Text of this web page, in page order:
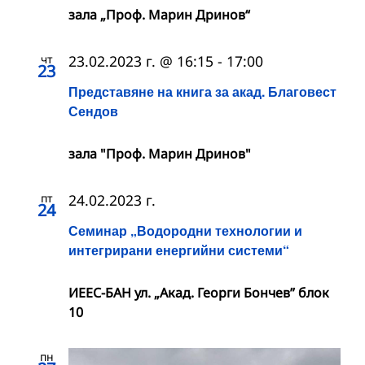
зала „Проф. Марин Дринов“
чт
23
Представяне на книга за акад. Благовест
Сендов
23.02.2023 г. @ 16:15 - 17:00
зала "Проф. Марин Дринов"
пт
24
Семинар „Водородни технологии и
интегрирани енергийни системи“
24.02.2023 г.
ИЕЕС-БАН ул. „Акад. Георги Бончев” блок
10
пн